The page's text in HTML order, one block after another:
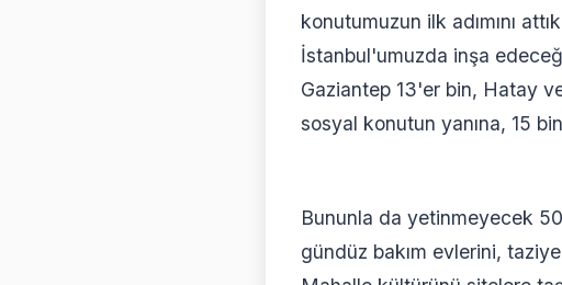
konutumuzun ilk adımını
İstanbul'umuzda inşa
Gaziantep 13'er bin, Hatay
sosyal konutun yanına, 15
Bununla da yetinmeyecek
gündüz bakım evlerini,